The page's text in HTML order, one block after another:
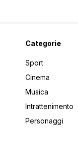
Categorie
Sport
Cinema
Musica
Intrattenimento
Personaggi